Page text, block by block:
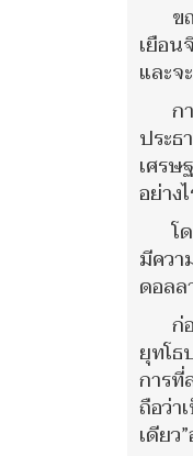
ข
เยือ
และ
ก
ประธ
เศรษ
อย่าง
โ
มีคว
ดอล
ก่
ยุทโธ
การที่
ถือว่า
เดียว